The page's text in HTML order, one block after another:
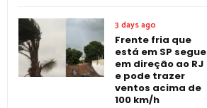
3 days ago
Frente fria que
está em SP segue
em direção ao RJ
e pode trazer
ventos acima de
100 km/h